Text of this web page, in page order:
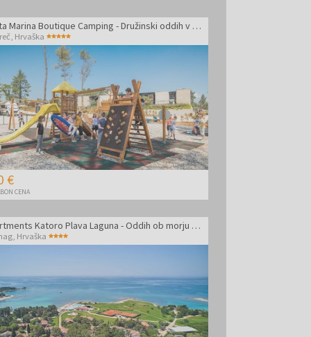
Santa Marina Boutique Camping - Družinski oddih v Poreču
Hrvaška
€
CENA
Apartments Katoro Plava Laguna - Oddih ob morju s polpenzionom
, Hrvaška